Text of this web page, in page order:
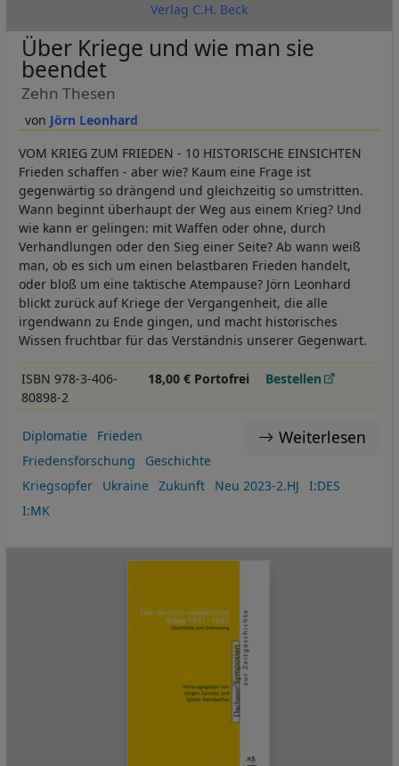
Verlag C.H. Beck
Jörn Leonhard
Über Kriege und wie man sie
beendet
Zehn Thesen
VOM KRIEG ZUM FRIEDEN - 10 HISTORISCHE EINSICHTEN
Frieden schaffen - aber wie? Kaum eine Frage ist
gegenwärtig so drängend und gleichzeitig so umstritten.
Wann beginnt überhaupt der Weg aus einem Krieg? Und
wie kann er gelingen: mit Waffen oder ohne, durch
Verhandlungen oder den Sieg einer Seite? Ab wann weiß
man, ob es sich um einen belastbaren Frieden handelt,
oder bloß um eine taktische Atempause? Jörn Leonhard
blickt zurück auf Kriege der Vergangenheit, die alle
irgendwann zu Ende gingen, und macht historisches
Wissen fruchtbar für das Verständnis unserer Gegenwart.
ISBN 978-3-406-
80898-2
18,00 € Portofrei Bestellen
Weiterlesen
Diplomatie
Frieden
Friedensforschung
Geschichte
Kriegsopfer
Ukraine Zukunft Neu 2023-2.HJ
I:DES
I:MK